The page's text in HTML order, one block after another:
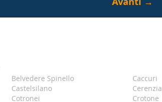
Belvedere Spinello Caccuri
Castelsilano Cerenzia
Cotronei Crotone